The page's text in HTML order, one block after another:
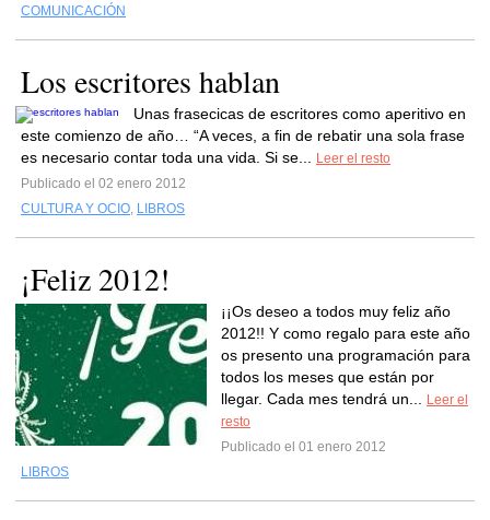
COMUNICACIÓN
Los escritores hablan
Unas frasecicas de escritores como aperitivo en
este comienzo de año… “A veces, a fin de rebatir una sola frase
es necesario contar toda una vida. Si se...
Leer el resto
Publicado el 02 enero 2012
CULTURA Y OCIO, LIBROS
¡Feliz 2012!
¡¡Os deseo a todos muy feliz año
2012!! Y como regalo para este año
os presento una programación para
todos los meses que están por
llegar. Cada mes tendrá un...
Leer el
resto
Publicado el 01 enero 2012
LIBROS